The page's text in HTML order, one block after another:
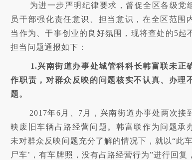
为进一步严明纪律要求，督促全区各级党
员干部强化责任意识、担当意识，在全区范围
当作为、干事创业的良好氛围，现将查处的5起
担当问题通报如下：
1.兴南街道办事处城管科科长韩富联未正
作职责，对群众反映的问题核实不认真、办理
题。
2017年6月、7月，兴南街道办事处两次接
映废旧车辆占路经营问题。韩富联作为问题承
未对群众反映问题充分了解的情况下，就以“此
尸车’，有车牌照，没有占路经营行为”进行回复